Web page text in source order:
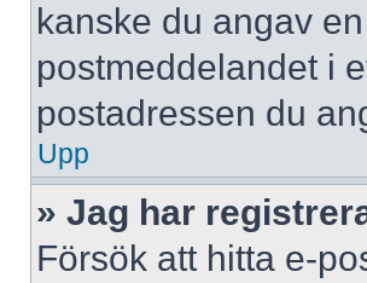
kanske du angav
postmeddelandet i
postadressen du
Upp
» Jag har
Försök att hitta e-